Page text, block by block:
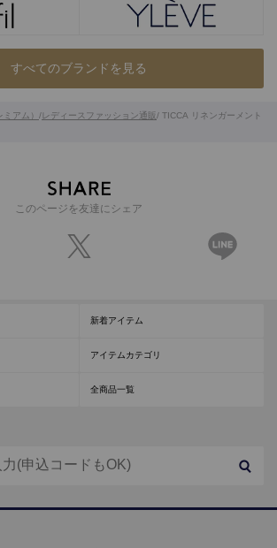
このページを友達にシェア
すべてのブランドを見る
アム） /レディースファッション通販/ TICCA リネンガーメント
新着アイテム
アイテムカテゴリ
全商品一覧